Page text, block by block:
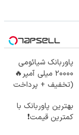
پاوربانک شیائومی
2۰۰۰۰ میلی آمپر🔥
(تخفیف + پرداخت
بهترین پاوربانک با
کمترین قیمت❗